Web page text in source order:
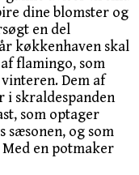
dine blomster og
en del
køkkenhaven skal
flamingo, som
Dem af
i skraldespanden
som optager
sæsonen, og som
en potmaker